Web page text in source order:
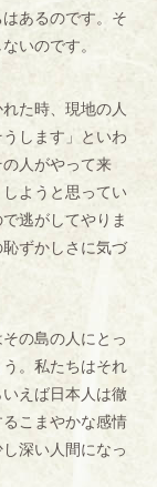
あるのです。そ
いのです。
た時、現地の人
します」といわ
人がやって来
ようと思ってい
逃がしてやりま
ずかしさに気づ
の島の人にとっ
。私たちはそれ
えば日本人は徹
こまやかな感情
深い人間になっ